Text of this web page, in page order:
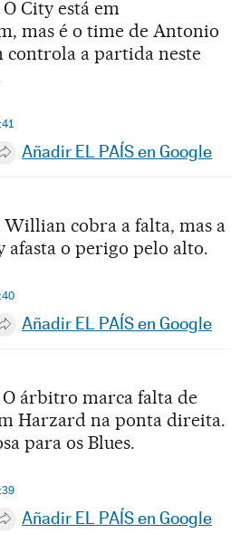
O City está em
mas é o time de Antonio
controla a partida neste
Whatsapp
en Facebook
en Twitter
Desplegar Redes Sociales
Añadir EL PAÍS en Google
Willian cobra a falta, mas a
afasta o perigo pelo alto.
Whatsapp
en Facebook
en Twitter
Desplegar Redes Sociales
Añadir EL PAÍS en Google
O árbitro marca falta de
Harzard na ponta direita.
para os Blues.
Whatsapp
en Facebook
en Twitter
Desplegar Redes Sociales
Añadir EL PAÍS en Google